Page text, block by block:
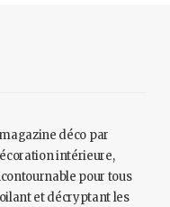
déco par
intérieure,
pour tous
et décryptant les